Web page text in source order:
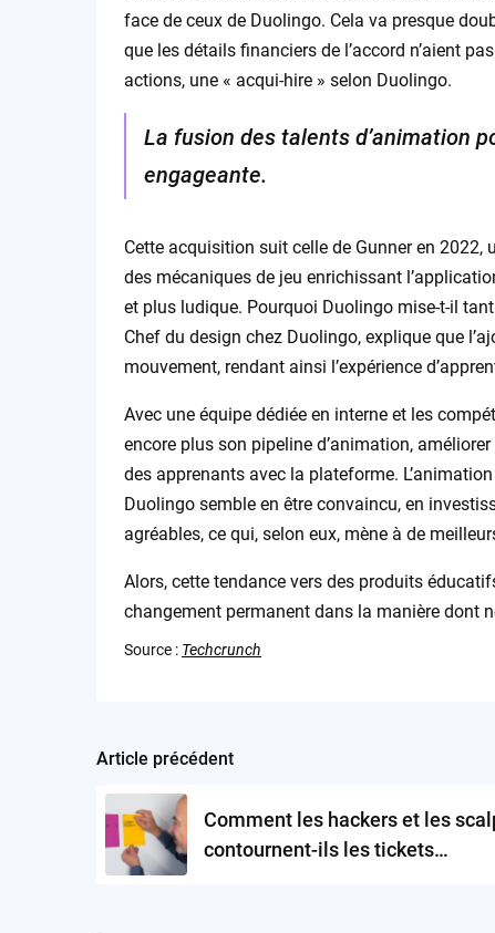
face de ceux de Duolingo. Cela va presque
que les détails financiers de l’accord n’aient
actions, une « acqui-hire » selon Duolingo.
La fusion des talents d’animation
engageante.
Cette acquisition suit celle de Gunner en
des mécaniques de jeu enrichissant
et plus ludique. Pourquoi Duolingo mise-t-il
Chef du design chez Duolingo, explique que
mouvement, rendant ainsi l’expérience
Avec une équipe dédiée en interne et les
encore plus son pipeline d’animation,
des apprenants avec la plateforme.
Duolingo semble en être convaincu, en
agréables, ce qui, selon eux, mène à de
Alors, cette tendance vers des produits
changement permanent dans la manière dont
Source : Techcrunch
Post
navigation
Article précédent
Comment les hackers et les
contournent-ils les tickets